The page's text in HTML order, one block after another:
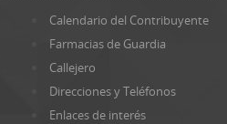
Calendario del Contribuyente
Farmacias de Guardia
Callejero
Direcciones y Teléfonos
Enlaces de interés